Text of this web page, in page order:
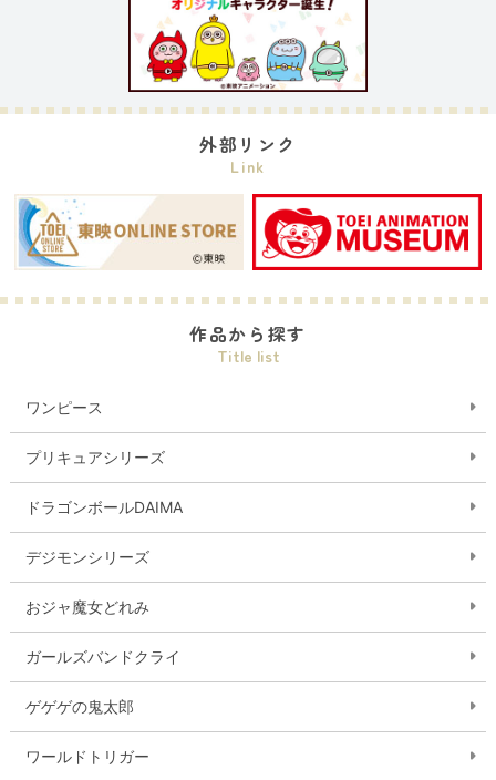
外部リンク
Link
作品から探す
Title list
ワンピース
プリキュアシリーズ
ドラゴンボールDAIMA
デジモンシリーズ
おジャ魔女どれみ
ガールズバンドクライ
ゲゲゲの鬼太郎
ワールドトリガー